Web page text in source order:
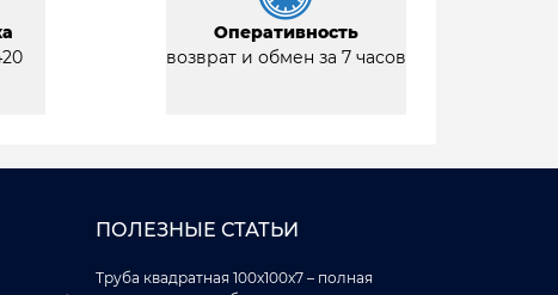
Оперативность
возврат и обмен за 7 часов
ПОЛЕЗНЫЕ СТАТЬИ
Труба квадратная 100x100x7 – полная